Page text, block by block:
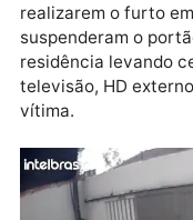
Os bandidos
realizarem o furto
suspenderam o
residência
televisão, HD